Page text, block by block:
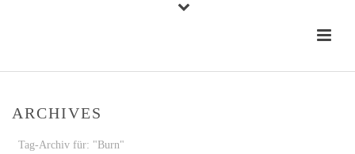
ARCHIVES
Tag-Archiv für: "Burn"